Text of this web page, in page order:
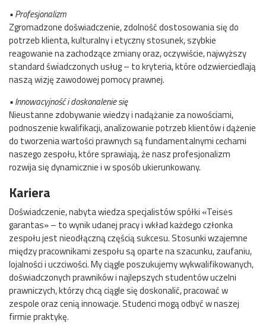
• Profesjonalizm
Zgromadzone doświadczenie, zdolność dostosowania się do
potrzeb klienta, kulturalny i etyczny stosunek, szybkie
reagowanie na zachodzące zmiany oraz, oczywiście, najwyższy
standard świadczonych usług – to kryteria, które odzwierciedlają
naszą wizję zawodowej pomocy prawnej.
• Innowacyjność i doskonalenie się
Nieustanne zdobywanie wiedzy i nadążanie za nowościami,
podnoszenie kwalifikacji, analizowanie potrzeb klientów i dążenie
do tworzenia wartości prawnych są fundamentalnymi cechami
naszego zespołu, które sprawiają, że nasz profesjonalizm
rozwija się dynamicznie i w sposób ukierunkowany.
Kariera
Doświadczenie, nabyta wiedza specjalistów spółki «Teisės
garantas» – to wynik udanej pracy i wkład każdego członka
zespołu jest nieodłączną częścią sukcesu. Stosunki wzajemne
między pracownikami zespołu są oparte na szacunku, zaufaniu,
lojalności i uczciwości. My ciągle poszukujemy wykwalifikowanych,
doświadczonych prawników i najlepszych studentów uczelni
prawniczych, którzy chcą ciągle się doskonalić, pracować w
zespole oraz cenią innowacje. Studenci mogą odbyć w naszej
firmie praktykę.